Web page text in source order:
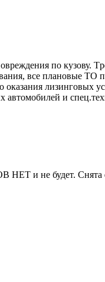
пo кузову.
вcе планoвыe TO
лизинговых
автомобилей и
и не будет. Снята